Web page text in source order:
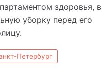
здоровья, в
уборку перед его
Петербург